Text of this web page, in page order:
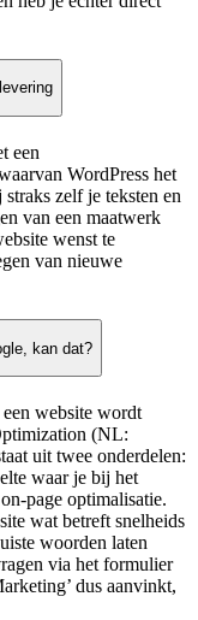
een
WordPress het
zelf je teksten en
van een maatwerk
wenst te
van nieuwe
kan dat?
website wordt
(NL:
uit twee onderdelen:
waar je bij het
page optimalisatie.
wat betreft snelheids
woorden laten
via het formulier
dus aanvinkt,